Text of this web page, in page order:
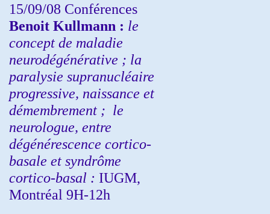
15/09/08 Conférences
Benoit Kullmann : le
concept de maladie
neurodégénérative ; la
paralysie supranucléaire
progressive, naissance et
démembrement ; le
neurologue, entre
dégénérescence cortico-
basale et syndrôme
cortico-basal : IUGM,
Montréal 9H-12h